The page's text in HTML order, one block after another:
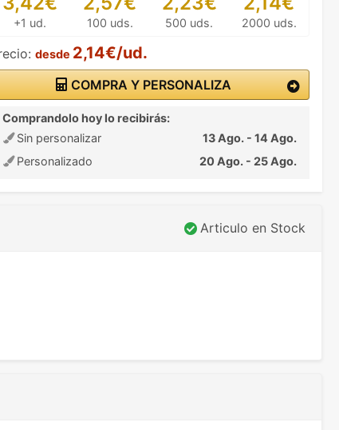
+1 ud. 100 uds. 500 uds. 2000 uds.
desde 2,14€/ud.
COMPRA Y PERSONALIZA
Comprandolo hoy lo recibirás:
Sin personalizar
13 Ago. - 14 Ago.
Personalizado
20 Ago. - 25 Ago.
Articulo en Stock